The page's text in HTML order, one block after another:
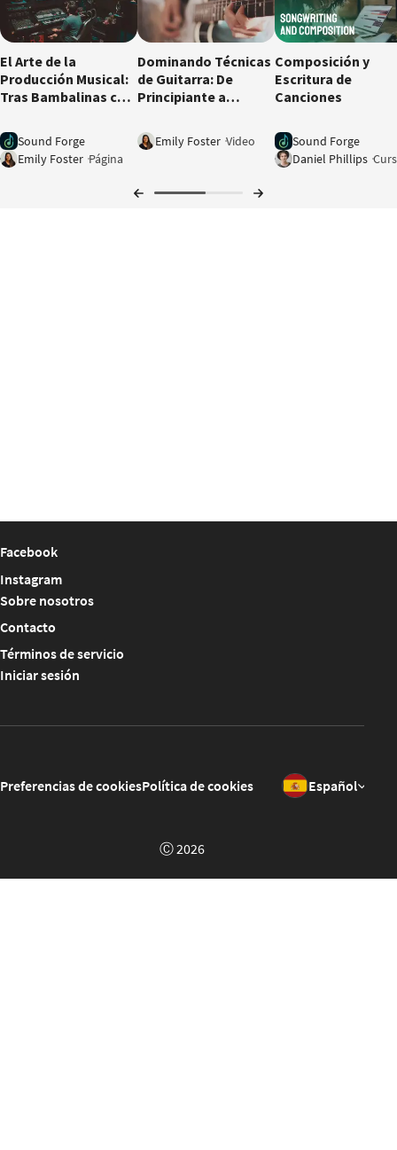
El Arte de la
Producción Musical:
Tras Bambalinas con
Ingenieros
Sound Forge
Emily Foster Página
Dominando Técnicas
de Guitarra: De
Principiante a
Emily Foster Video
Composición y
Escritura de
Canciones
Sound Forge
Daniel Phillips
Facebook
Instagram
Sobre nosotros
Contacto
Términos de servicio
Iniciar sesión
Preferencias de cookiesPolítica de cookies Español
Ⓒ 2026